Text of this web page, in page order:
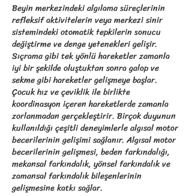
Beyin merkezindeki algılama süreçlerinin
refleksif aktivitelerin veya merkezi sinir
sistemindeki otomatik tepkilerin sonucu
değiştirme ve denge yetenekleri gelişir.
Sıçrama gibi tek yönlü hareketler zamanla
iyi bir şekilde oluştuktan sonra galop ve
sekme gibi hareketler gelişmeye başlar.
Çocuk hız ve çeviklik ile birlikte
koordinasyon içeren hareketlerde zamanla
zorlanmadan gerçekleştirir. Birçok duyunun
kullanıldığı çeşitli deneyimlerle algısal motor
becerilerinin gelişimi sağlanır. Algısal motor
becerilerinin gelişmesi, beden farkındalığı,
mekansal farkındalık, yönsel farkındalık ve
zamansal farkındalık bileşenlerinin
gelişmesine katkı sağlar.